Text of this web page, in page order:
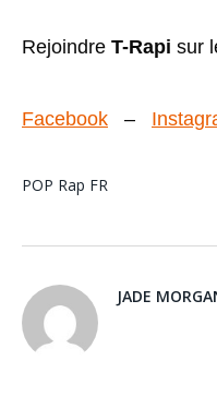
Rejoindre T-Rapi sur
Facebook –
POP Rap FR
JADE